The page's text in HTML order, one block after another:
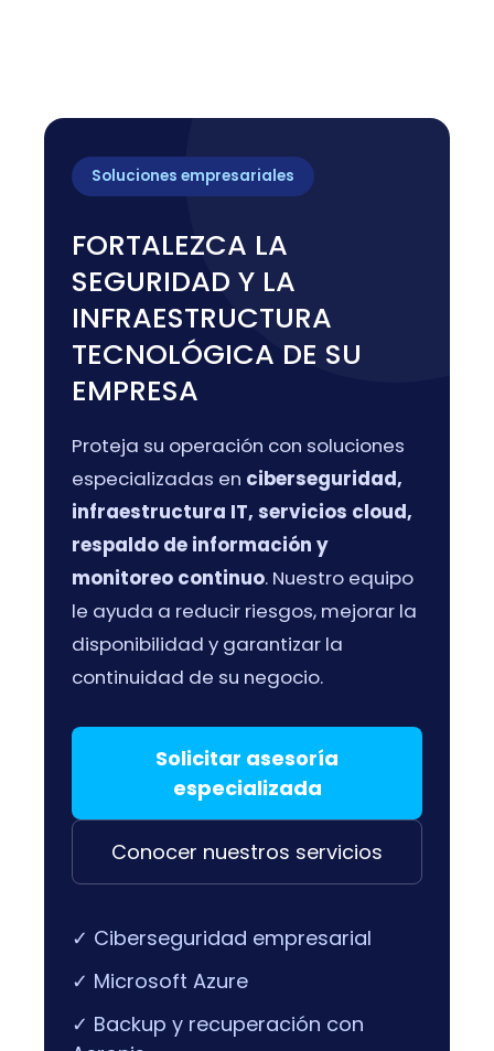
Soluciones empresariales
FORTALEZCA LA
SEGURIDAD Y LA
INFRAESTRUCTURA
TECNOLÓGICA DE SU
EMPRESA
Proteja su operación con soluciones
especializadas en ciberseguridad,
infraestructura IT, servicios cloud,
respaldo de información y
monitoreo continuo. Nuestro equipo
le ayuda a reducir riesgos, mejorar la
disponibilidad y garantizar la
continuidad de su negocio.
Solicitar asesoría
especializada
Conocer nuestros servicios
✓ Ciberseguridad empresarial
✓ Microsoft Azure
✓ Backup y recuperación con